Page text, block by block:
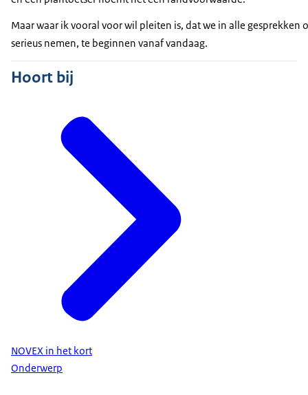
Maar waar ik vooral voor wil pleiten is, dat we in alle
serieus nemen, te beginnen vanaf vandaag.
Hoort bij
NOVEX in het kort
Onderwerp